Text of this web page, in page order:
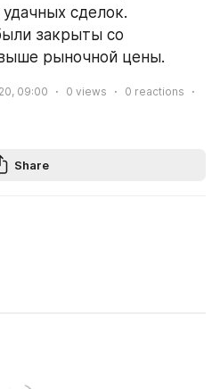
сделок.
закрыты со
рыночной цены.
09:00 0 views 0 reactions
Share